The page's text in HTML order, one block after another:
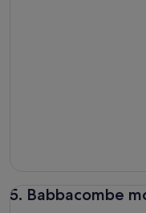
5. Babbacombe